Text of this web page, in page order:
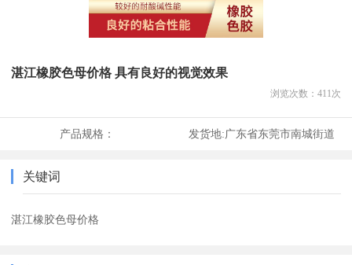
湛江橡胶色母价格 具有良好的视觉效果
浏览次数： 411 次
产品规格： 发货地:广东省东莞市南城街道
关键词
湛江橡胶色母价格